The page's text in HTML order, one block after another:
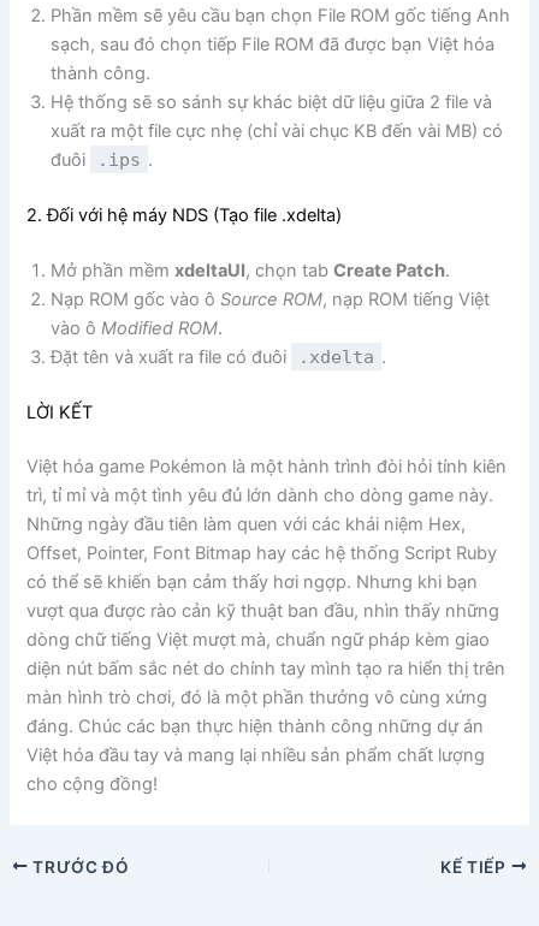
Phần mềm sẽ yêu cầu bạn chọn File ROM gốc tiếng Anh
sạch, sau đó chọn tiếp File ROM đã được bạn Việt hóa
thành công.
Hệ thống sẽ so sánh sự khác biệt dữ liệu giữa 2 file và
xuất ra một file cực nhẹ (chỉ vài chục KB đến vài MB) có
đuôi
.ips .
2. Đối với hệ máy NDS (Tạo file .xdelta)
Mở phần mềmxdeltaUI, chọn tabCreate Patch.
Nạp ROM gốc vào ôSource ROM, nạp ROM tiếng Việt
vào ôModified ROM.
Đặt tên và xuất ra file có đuôi
.xdelta .
LỜI KẾT
Việt hóa game Pokémon là một hành trình đòi hỏi tính kiên
trì, tỉ mỉ và một tình yêu đủ lớn dành cho dòng game này.
Những ngày đầu tiên làm quen với các khái niệm Hex,
Offset, Pointer, Font Bitmap hay các hệ thống Script Ruby
có thể sẽ khiến bạn cảm thấy hơi ngợp. Nhưng khi bạn
vượt qua được rào cản kỹ thuật ban đầu, nhìn thấy những
dòng chữ tiếng Việt mượt mà, chuẩn ngữ pháp kèm giao
diện nút bấm sắc nét do chính tay mình tạo ra hiển thị trên
màn hình trò chơi, đó là một phần thưởng vô cùng xứng
đáng. Chúc các bạn thực hiện thành công những dự án
Việt hóa đầu tay và mang lại nhiều sản phẩm chất lượng
cho cộng đồng!
TRƯỚC ĐÓ KẾ TIẾP